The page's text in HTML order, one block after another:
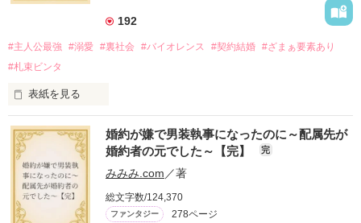
192
#主人公最強 #溺愛 #裏社会 #バイオレンス #契約結婚 #ざまぁ要素あり
#札束ビンタ
表紙を見る
かつては英雄と呼ばれた父は事業で失敗ばかり。
そのせいで極貧生活を送るオリヴィア・ディルムーンは、母が
倒れたことをきっかけに娼婦になり稼ごうと屋敷を飛び出し
た。
娼館（たぶん）の店主は札束でビンタしてくる謎の男。
金と引き換えに雇われたと思いきや……契約結婚だった！？
裏社会を牛耳るロベールは仮面をつけており、謎が多いが幸せ
婚約が嫌で男装執事になったのに～配属先が
婚約者の元でした～【完】
完
みみみ.com ／著
総文字数/124,370
ファンタジー 278ページ